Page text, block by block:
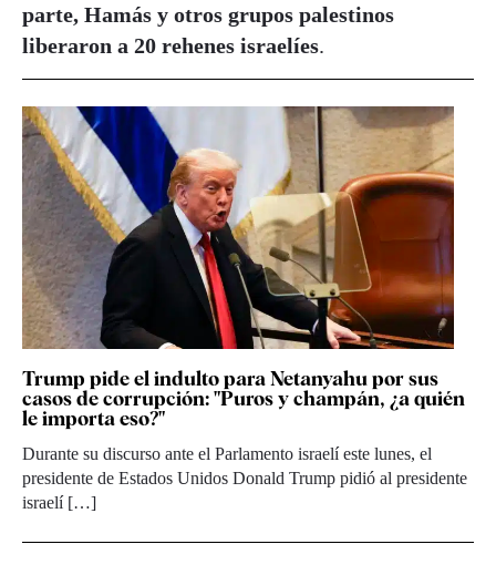
parte, Hamás y otros grupos palestinos
liberaron a 20 rehenes israelíes.
Trump pide el indulto para Netanyahu por sus
casos de corrupción: "Puros y champán, ¿a quién
le importa eso?"
Durante su discurso ante el Parlamento israelí este lunes, el
presidente de Estados Unidos Donald Trump pidió al presidente
israelí […]